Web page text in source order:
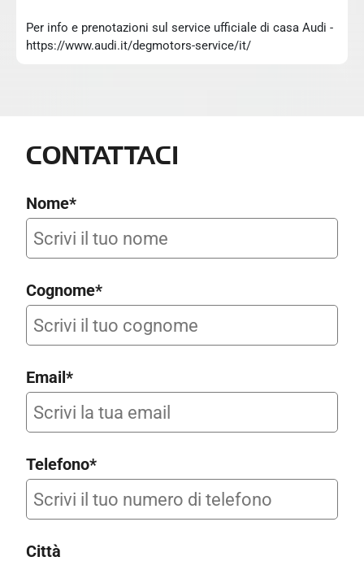
Per info e prenotazioni sul service ufficiale di casa Audi -
https://www.audi.it/degmotors-service/it/
CONTATTACI
Nome*
Cognome*
Email*
Telefono*
Città